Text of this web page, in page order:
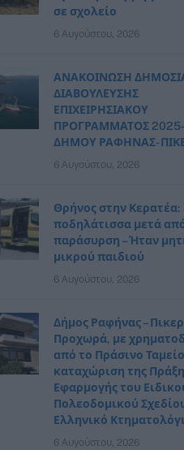
σε σχολείο
6 Αυγούστου, 2026
ΑΝΑΚΟΙΝΩΣΗ
ΔΙΑΒΟΥΛΕΥΣΗΣ
ΕΠΙΧΕΙΡΗΣΙΑΚΟΥ
ΠΡΟΓΡΑΜΜΑΤΟΣ
ΔΗΜΟΥ ΡΑΦΗΝΑΣ-
6 Αυγούστου, 2026
Θρήνος στην
ποδηλάτισσα μετά
παράσυρση – Ήταν
μικρού παιδιού
6 Αυγούστου, 2026
Δήμος Ραφήνας –
Προχωρά, με
από το Πράσινο
καταχώριση της
Εφαρμογής του
Πολεοδομικού
Ελληνικό
6 Αυγούστου, 2026